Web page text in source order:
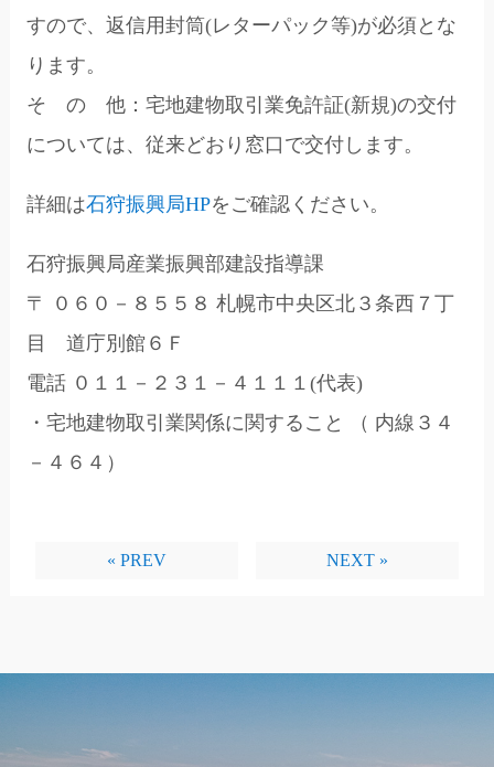
すので、返信用封筒(レターパック等)が必須とな
ります。
そ の 他：宅地建物取引業免許証(新規)の交付
については、従来どおり窓口で交付します。
詳細は石狩振興局HPをご確認ください。
石狩振興局産業振興部建設指導課
〒 ０６０－８５５８ 札幌市中央区北３条西７丁
目 道庁別館６Ｆ
電話 ０１１－２３１－４１１１(代表)
・宅地建物取引業関係に関すること （ 内線３４
－４６４）
« PREV NEXT »